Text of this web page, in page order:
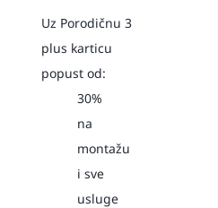
Uz Porodičnu 3
plus karticu
popust od:
30%
na
montažu
i sve
usluge